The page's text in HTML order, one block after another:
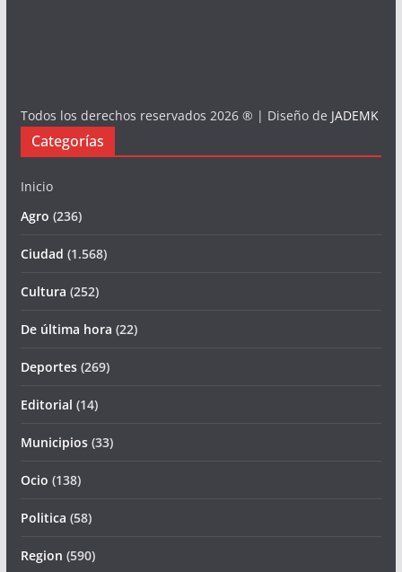
Todos los derechos reservados 2026 ® | Diseño de JADEMK
Categorías
Inicio
Agro (236)
Ciudad (1.568)
Cultura (252)
De última hora (22)
Deportes(269)
Editorial (14)
Municipios(33)
Ocio (138)
Politica (58)
Region (590)